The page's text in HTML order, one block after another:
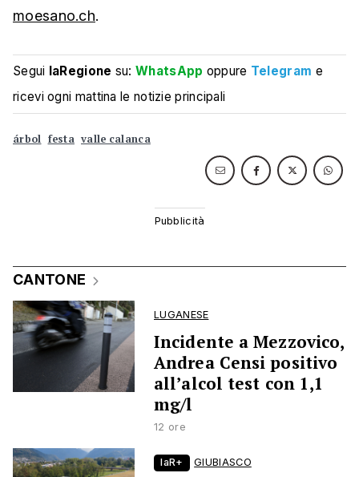
moesano.ch.
Segui laRegione su:WhatsApp oppure Telegram e
ricevi ogni mattina le notizie principali
árbol festa valle calanca
CANTONE
LUGANESE
Incidente a Mezzovico,
Andrea Censi positivo
all’alcol test con 1,1
mg/l
12 ore
laR+ GIUBIASCO